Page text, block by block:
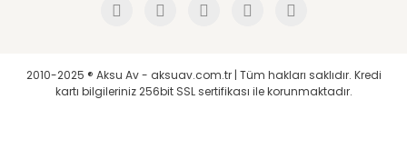
2010-2025 ® Aksu Av - aksuav.com.tr | Tüm hakları saklıdır. Kredi
kartı bilgileriniz 256bit SSL sertifikası ile korunmaktadır.